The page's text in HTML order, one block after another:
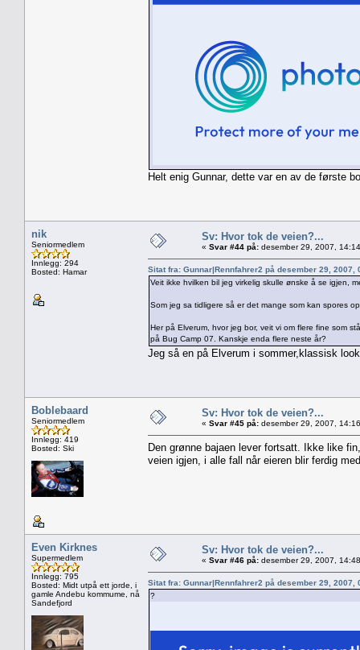
Helt enig Gunnar, dette var en av de første
nik
Seniormedlem
Innlegg: 294
Bosted: Hamar
Sv: Hvor tok de veien?...
« Svar #44 på: desember 29, 2007,
Sitat fra: Gunnar|Rennfahrer2 på desember 29, 2007,
Veit ikke hvilken bil jeg virkelig skulle ønske å se igjen,
Som jeg sa tidligere så er det mange som kan spores
Her på Elverum, hvor jeg bor, veit vi om flere fine som
på Bug Camp 07. Kanskje enda flere neste år?
Jeg så en på Elverum i sommer,klassisk
Boblebaard
Seniormedlem
Innlegg: 419
Bosted: Ski
Sv: Hvor tok de veien?...
« Svar #45 på: desember 29, 2007,
Den grønne bajaen lever fortsatt. Ikke like
veien igjen, i alle fall når eieren blir ferdig
Even Kirknes
Supermedlem
Innlegg: 795
Bosted: Midt utpå ett jorde, i
gamle Andebu kommume, nå
Sandefjord
Sv: Hvor tok de veien?...
« Svar #46 på: desember 29, 2007,
Sitat fra: Gunnar|Rennfahrer2 på desember 29, 2007,
?